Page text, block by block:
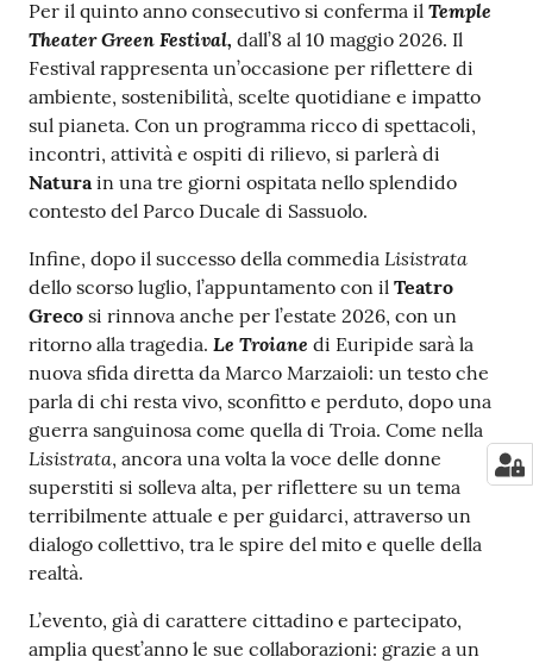
Per il quinto anno consecutivo si conferma il Temple
Theater Green Festival, dall’8 al 10 maggio 2026. Il
Festival rappresenta un’occasione per riflettere di
ambiente, sostenibilità, scelte quotidiane e impatto
sul pianeta. Con un programma ricco di spettacoli,
incontri, attività e ospiti di rilievo, si parlerà di
Naturain una tre giorni ospitata nello splendido
contesto del Parco Ducale di Sassuolo.
Infine, dopo il successo della commedia Lisistrata
dello scorso luglio, l’appuntamento con il Teatro
Greco si rinnova anche per l’estate 2026, con un
ritorno alla tragedia. Le Troiane di Euripide sarà la
nuova sfida diretta da Marco Marzaioli: un testo che
parla di chi resta vivo, sconfitto e perduto, dopo una
guerra sanguinosa come quella di Troia. Come nella
Lisistrata, ancora una volta la voce delle donne
superstiti si solleva alta, per riflettere su un tema
terribilmente attuale e per guidarci, attraverso un
dialogo collettivo, tra le spire del mito e quelle della
realtà.
L’evento, già di carattere cittadino e partecipato,
amplia quest’anno le sue collaborazioni: grazie a un